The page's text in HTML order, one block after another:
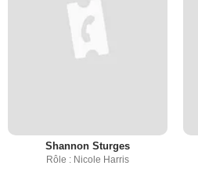
Shannon Sturges
Rôle : Nicole Harris